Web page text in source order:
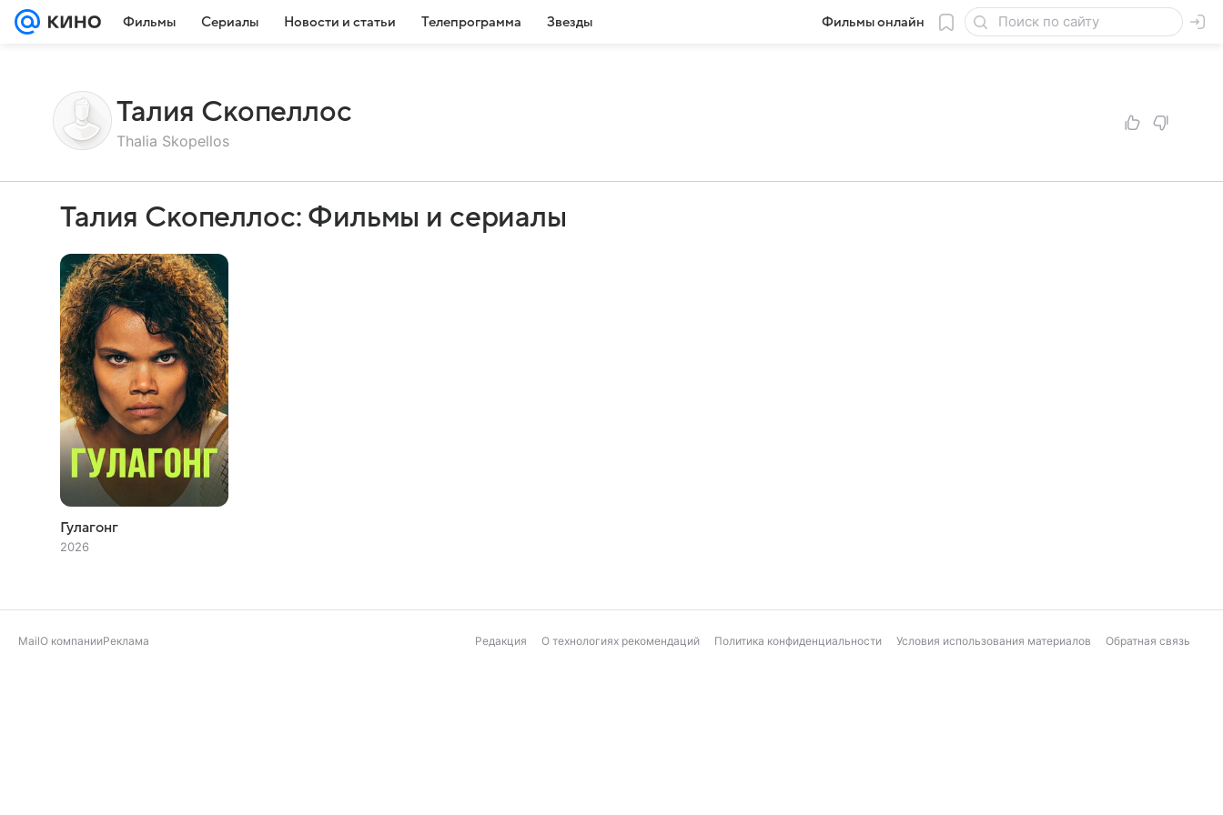
Фильмы Сериалы Новости и статьи Телепрограмма Звезды Фильмы онлайн
Талия Скопеллос
Thalia Skopellos
Талия Скопеллос: Фильмы и сериалы
Гулагонг
2026
MailО компанииРеклама Редакция О технологиях рекомендаций Политика конфиденциальности Условия использования материалов Обратная связь